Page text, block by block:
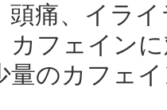
頭痛、イラ
カフェイン
量のカフェ